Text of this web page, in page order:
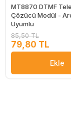
MT8870 DTMF
Çözücü Modül -
Uyumlu
85,50 TL
79,80 TL
Ekle